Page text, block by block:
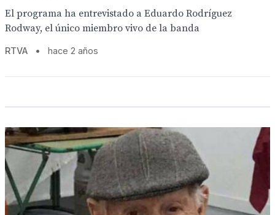
El programa ha entrevistado a Eduardo Rodríguez
Rodway, el único miembro vivo de la banda
RTVA • hace 2 años